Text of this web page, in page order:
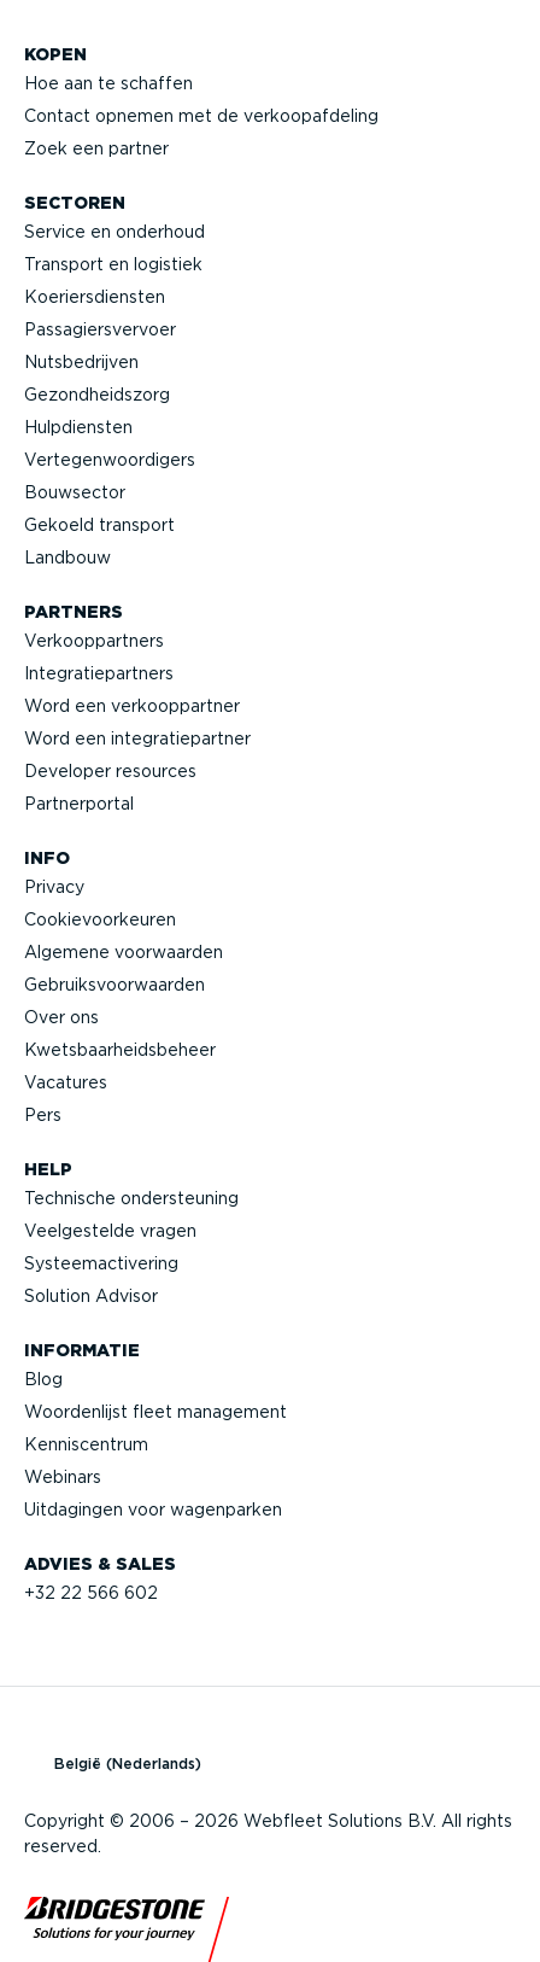
KOPEN
Hoe aan te schaffen
Contact opnemen met de verkoop­af­deling
Zoek een partner
SECTOREN
Service en onderhoud
Transport en logistiek
Koeriers­diensten
Passa­giers­vervoer
Nutsbe­drijven
Gezond­heidszorg
Hulpdiensten
Verte­gen­woor­digers
Bouwsector
Gekoeld transport
Landbouw
ADVIES & SALES
+32 22 566 602
HELP
Technische onder­steuning
Veelge­stelde vragen
Systeem­ac­ti­vering
Solution Advisor
INFORMATIE
Blog
Woorden­lijst fleet management
Kennis­centrum
Webinars
Uitdagingen voor wagenparken
PARTNERS
Verkoop­partners
Integra­tie­partners
Word een verkoop­partner
Word een integra­tie­partner
Developer resources
Partner­portal
INFO
Privacy
Cookie­voor­keuren
Algemene voorwaarden
Gebruiks­voor­waarden
Over ons
Kwets­baar­heids­beheer
Vacatures
Pers
Copyright © 2006 – 2026 Webfleet Solutions B.V. All rights
reserved.
België (Nederlands)